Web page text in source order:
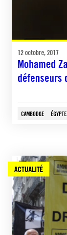
12 octobre, 2017
Mohamed
défenseurs
CAMBODGE ÉGYPTE
ACTUALITÉ